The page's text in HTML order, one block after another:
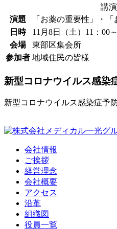
講
演題
「お薬の重要性」・
日時
11月8日（土）11：00
会場
東部区集会所
参加者 地域住民の皆様
新型コロナウイルス感染
新型コロナウイルス感染症予
会社情報
ご挨拶
経営理念
会社概要
アクセス
沿革
組織図
役員一覧